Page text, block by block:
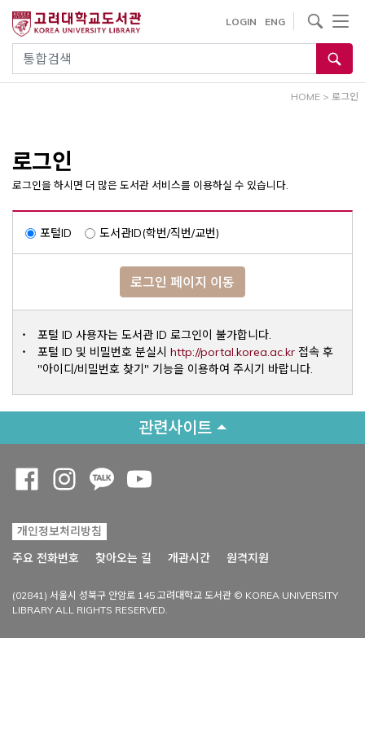
건
통합검색
LOGIN ENG
사이트내 검색
HOME > 로그인
로그인
로그인을 하시면 더 많은 도서관 서비스를 이용하실 수 있습니다.
포털ID 도서관ID(학번/직번/교번)
로그인 페이지 이동
포털 ID 사용자는 도서관 ID 로그인이 불가합니다.
포털 ID 및 비밀번호 분실시 http://portal.korea.ac.krOpens a
접속 후
"아이디/비밀번호 찾기" 기능을 이용하여 주시기 바랍니다.
관련사이트
개인정보처리방침
주요 전화번호
찾아오는 길 개관시간 원격지원
(02841) 서울시 성북구 안암로 145 고려대학교 도서관 © KOREA UNIVERSITY
LIBRARY ALL RIGHTS RESERVED.
Opens a new window
Opens a new window
Opens a new window